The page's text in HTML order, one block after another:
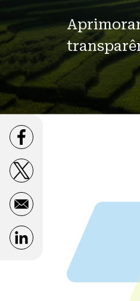
Opens in a new window
Opens in a new window
Opens in a new window